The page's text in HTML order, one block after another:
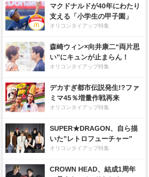
マクドナルドが40年にわたり
支える「小学生の甲子園」
オリコンタイアップ特集
森崎ウィン×向井康二“両片思
い”にキュンが止まらん！
オリコンタイアップ特集
デカすぎ都市伝説発生!?ファ
ミマ45％増量作戦再来
オリコンタイアップ特集
SUPER★DRAGON、自ら描
いた”レトロフューチャー”
オリコンタイアップ特集
CROWN HEAD、結成1周年